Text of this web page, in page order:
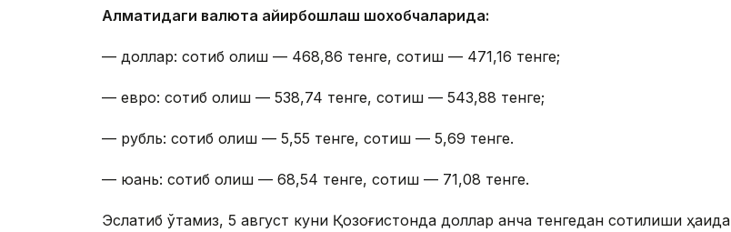
Алматидаги валюта айирбошлаш шохобчаларида:
— доллар: сотиб олиш — 468,86 тенге, сотиш — 471,16 тенге;
— евро: сотиб олиш — 538,74 тенге, сотиш — 543,88 тенге;
— рубль: сотиб олиш — 5,55 тенге, сотиш — 5,69 тенге.
— юань: сотиб олиш — 68,54 тенге, сотиш — 71,08 тенге.
Эслатиб ўтамиз, 5 август куни Қозоғистонда доллар қанча тенгедан сотилиши ҳақида